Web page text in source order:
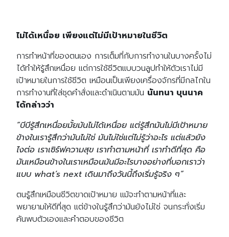
ไม่ได้เหนื่อย เพียงแต่ไม่มีเป้าหมายในชีวิต
การทำหน้าที่ของตนเอง การเต็มที่กับการทำงานในบางครั้งไม่
ได้ทำให้รู้สึกเหนื่อย แต่การใช้ชีวิตแบบวนลูปทำให้ตัวเราไม่มี
เป้าหมายในการใช้ชีวิต เหมือนเป็นเพียงเครื่องจักรที่มีกลไกใน
การทำงานที่ใส่ชุดคำสั่งและดำเนินตามมัน นันทนา บุนนาค
ได้กล่าวว่า
“บีบีรู้สึกเหนื่อยมั้ยมันไม่ได้เหนื่อย แต่รู้สึกมันไม่มีเป้าหมาย
ข้างในเรารู้สึกว่ามันไม่ใช่ มันไม่ใช่แต่ไม่รู้ว่าอะไร แต่แล้วยัง
ไงต่อ เราเซิร์ฟความสุข เราทําตามหน้าที่ เราทำดีที่สุด คือ
มันเหมือนข้างในเราเหมือนมันมีอะไรบางอย่างที่บอกเราว่า
แบบ what’s next เดินมาถึงวันนี้ถึงเริ่มรู้จริง ๆ”
ตนรู้สึกเหมือนชีวิตขาดเป้าหมาย แม้จะทำตามหน้าที่และ
พยายามให้ดีที่สุด แต่ข้างในรู้สึกว่ามันยังไม่ใช่ จนกระทั่งเริ่ม
ค้นพบตัวเองและคำตอบของชีวิต